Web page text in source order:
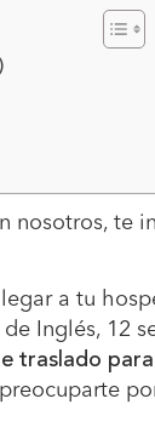
nosotros, te
a tu
Inglés, 12
traslado